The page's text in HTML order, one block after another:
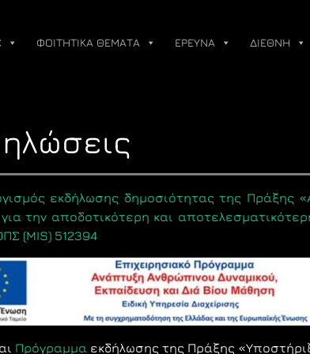
ΦΟΙΤΗΤΙΚΑ ΘΕΜΑΤΑ ΕΡΕΥΝΑ ΔΙΕΘΝΗ
εκδήλωσης δημοσιότητας της Πράξης
την αποδοτικότερη και
(MIS) 512394
Πρόγραμμα εκδήλωσης της Πράξης